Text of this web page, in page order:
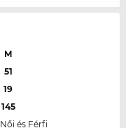
M
51
19
145
Női és Férfi